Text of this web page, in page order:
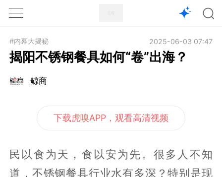
1X
#内幕大揭秘 2025-06-03 07:47
揭阳不锈钢餐具如何“卷”出海？
鲸商
下载虎嗅APP，观看高清视频
民以食为天，食以安为先。很多人不知
道，不锈钢餐具行业水有多深？特别是现